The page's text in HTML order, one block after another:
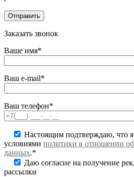
Заказать звонок
Ваше имя*
Ваш e-mail*
Ваш телефон*
Настоящим подтверждаю, что я
условиями политики в отношении
данных.*
Даю согласие на получение
рассылки